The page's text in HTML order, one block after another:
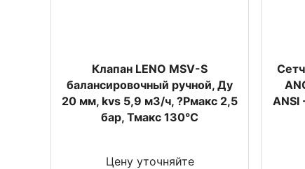
Клапан LENO MSV-S
балансировочный ручной, Ду
20 мм, kvs 5,9 м3/ч, ?Pмакс 2,5
бар, Тмакс 130°С
Цену уточняйте
ANSI